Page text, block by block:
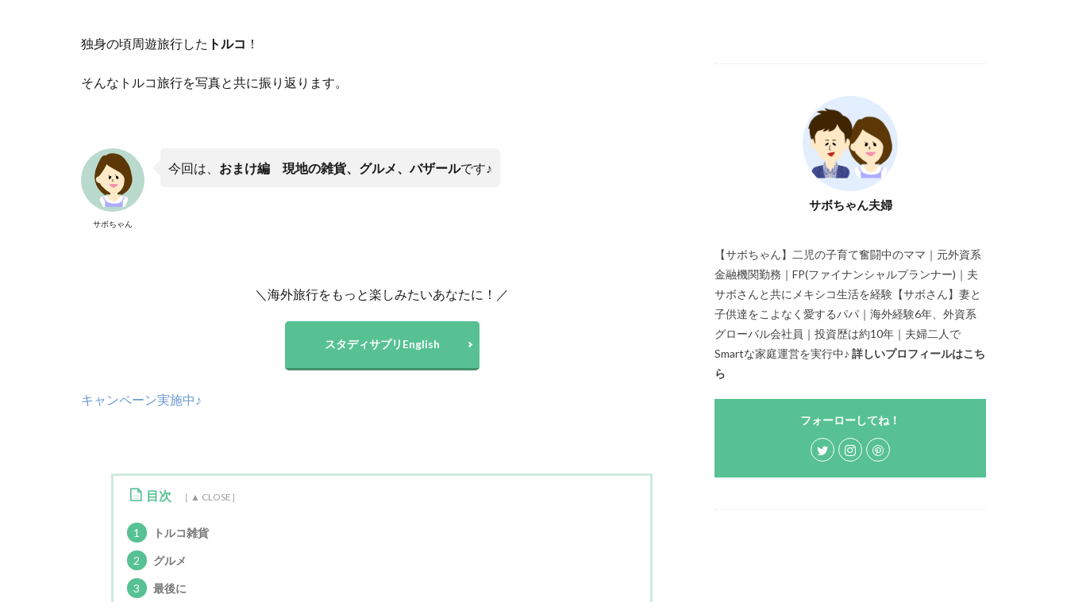
独身の頃周遊旅行した トルコ ！
そんなトルコ旅行を写真と共に振り返ります。
サボちゃん
今回は、 おまけ編 現地の雑貨、グルメ、バザールです♪
＼海外旅行をもっと楽しみたいあなたに！／
スタディサプリEnglish
キャンペーン実施中♪
目次
1 トルコ雑貨
2 グルメ
3 最後に
サボちゃん夫婦
【サボちゃん】二児の子育て奮闘中のママ｜元外資系
金融機関勤務｜FP(ファイナンシャルプランナー)｜夫
サボさんと共にメキシコ生活を経験【サボさん】妻と
子供達をこよなく愛するパパ｜海外経験6年、外資系
グローバル会社員｜投資歴は約10年｜夫婦二人で
Smartな家庭運営を実行中♪ 詳しいプロフィールはこち
ら
フォーローしてね！